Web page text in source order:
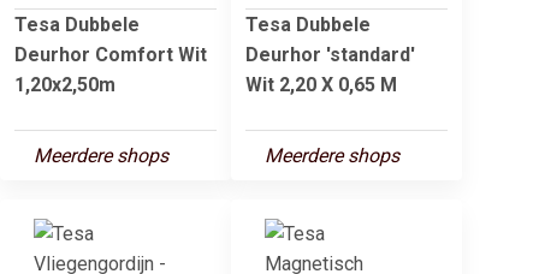
Tesa Dubbele
Deurhor Comfort Wit
1,20x2,50m
Meerdere shops
Tesa Dubbele
Deurhor 'standard'
Wit 2,20 X 0,65 M
Meerdere shops